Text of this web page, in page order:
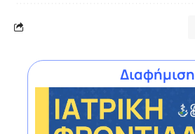
Διαφήμιση